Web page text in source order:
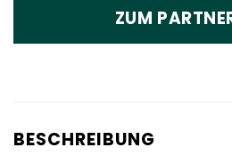
ZUM
BESCHREIBUNG